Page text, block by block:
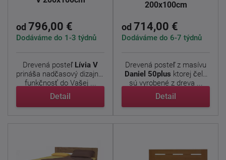
od 796,00 €
Dodáváme do 1-3 týdnů
Drevená posteľ Lívia V
prináša nadčasový dizajn a
funkčnosť do Vašej ...
Detail
200x100cm
od 714,00 €
Dodáváme do 6-7 týdnů
Drevená posteľ z masívu
Daniel 50plus ktorej čela
sú vyrobené z dreva ...
Detail